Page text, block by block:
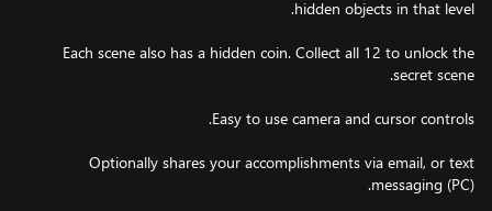
Each scene also has a hidden coin. Collect all 12 to unlock the
Optionally shares your accomplishments via email, or text